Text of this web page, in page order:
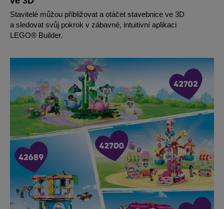
Stavitelé můžou přibližovat a otáčet stavebnice ve 3D
a sledovat svůj pokrok v zábavné, intuitivní aplikaci
LEGO® Builder.